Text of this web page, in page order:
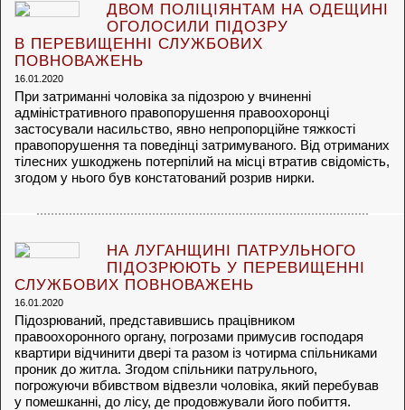
ДВОМ ПОЛІЦІЯНТАМ НА ОДЕЩИНІ
ОГОЛОСИЛИ ПІДОЗРУ
В ПЕРЕВИЩЕННІ СЛУЖБОВИХ
ПОВНОВАЖЕНЬ
16.01.2020
При затриманні чоловіка за підозрою у вчиненні
адміністративного правопорушення правоохоронці
застосували насильство, явно непропорційне тяжкості
правопорушення та поведінці затримуваного. Від отриманих
тілесних ушкоджень потерпілий на місці втратив свідомість,
згодом у нього був констатований розрив нирки.
НА ЛУГАНЩИНІ ПАТРУЛЬНОГО
ПІДОЗРЮЮТЬ У ПЕРЕВИЩЕННІ
СЛУЖБОВИХ ПОВНОВАЖЕНЬ
16.01.2020
Підозрюваний, представившись працівником
правоохоронного органу, погрозами примусив господаря
квартири відчинити двері та разом із чотирма спільниками
проник до житла. Згодом спільники патрульного,
погрожуючи вбивством відвезли чоловіка, який перебував
у помешканні, до лісу, де продовжували його побиття.